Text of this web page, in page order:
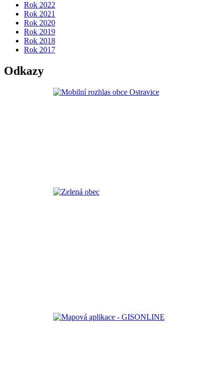
Rok 2022
Rok 2021
Rok 2020
Rok 2019
Rok 2018
Rok 2017
Odkazy